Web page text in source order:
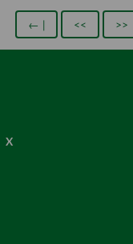
← | << >>
X